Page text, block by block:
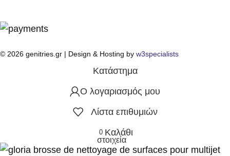
© 2026 genitries.gr | Design & Hosting by w3specialists
Κατάστημα
Ο λογαριασμός μου
Λίστα επιθυμιών
0
στοιχεία
Καλάθι